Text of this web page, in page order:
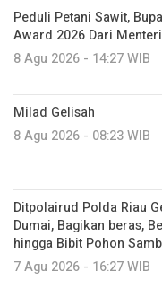
Peduli Petani Sawit,
Award 2026 Dari
8 Agu 2026 - 14:27 WIB
Milad Gelisah
8 Agu 2026 - 08:23 WIB
Ditpolairud Polda Riau
Dumai, Bagikan beras,
hingga Bibit Pohon
7 Agu 2026 - 16:27 WIB